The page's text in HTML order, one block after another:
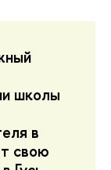
школы
в
свою